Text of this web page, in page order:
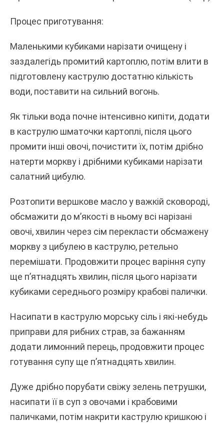
Процес приготування:
Маленькими кубиками нарізати очищену і
заздалегідь промитий картоплю, потім влити в
підготовлену каструлю достатню кількість
води, поставити на сильний вогонь.
Як тільки вода почне інтенсивно кипіти, додати
в каструлю шматочки картоплі, після цього
промити інші овочі, почистити їх, потім дрібно
натерти моркву і дрібними кубиками нарізати
салатний цибулю.
Розтопити вершкове масло у важкій сковороді,
обсмажити до м’якості в ньому всі нарізані
овочі, хвилин через сім перекласти обсмажену
моркву з цибулею в каструлю, ретельно
перемішати. Продовжити процес варіння супу
ще п’ятнадцять хвилин, після цього нарізати
кубиками середнього розміру крабові палички.
Насипати в каструлю морську сіль і які-небудь
приправи для рибних страв, за бажанням
додати лимонний перець, продовжити процес
готування супу ще п’ятнадцять хвилин.
Дуже дрібно порубати свіжу зелень петрушки,
насипати її в суп з овочами і крабовими
паличками, потім накрити каструлю кришкою і